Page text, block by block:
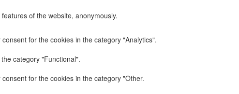
of the website, anonymously.
for the cookies in the category "Analytics".
category "Functional".
for the cookies in the category "Other.